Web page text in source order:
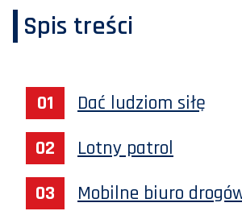
Spis treści
Dać ludziom siłę
Lotny patrol
Mobilne biuro